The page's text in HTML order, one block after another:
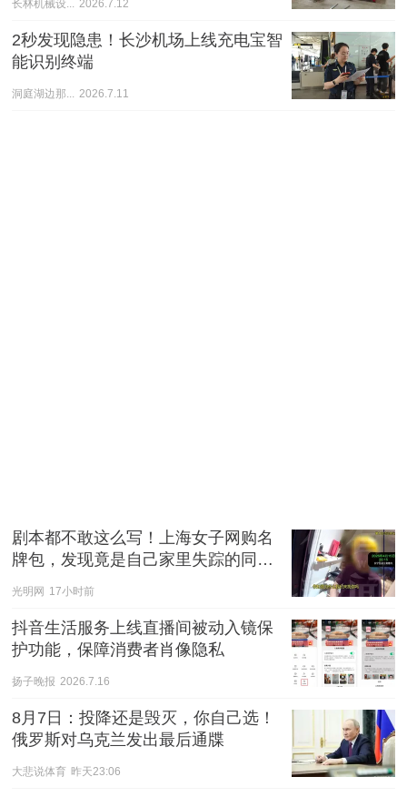
长林机械设... 2026.7.12
2秒发现隐患！长沙机场上线充电宝智
能识别终端
洞庭湖边那... 2026.7.11
剧本都不敢这么写！上海女子网购名
牌包，发现竟是自己家里失踪的同一
光明网 17小时前
抖音生活服务上线直播间被动入镜保
护功能，保障消费者肖像隐私
扬子晚报 2026.7.16
8月7日：投降还是毁灭，你自己选！
俄罗斯对乌克兰发出最后通牒
大悲说体育 昨天23:06